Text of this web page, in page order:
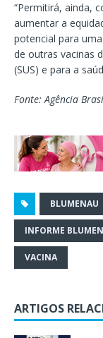
“Permitirá, ainda,
aumentar a
potencial para
de outras vacinas
(SUS) e para a
Fonte: Agência
BLUMENAU
INFORME
VACINA
ARTIGOS